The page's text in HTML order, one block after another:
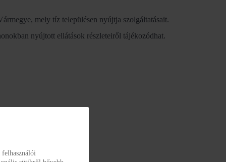
mely tíz településen nyújtja szolgáltatásait.
nyújtott ellátások részleteiről tájékozódhat.
felhasználói